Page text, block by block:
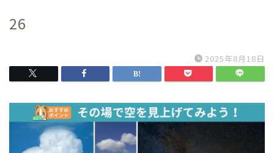
26
2025年8月18日